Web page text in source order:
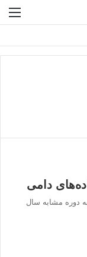
در ۱۱ماهه سال ۱۳۹۹ نسبت به دوره مشابه سال